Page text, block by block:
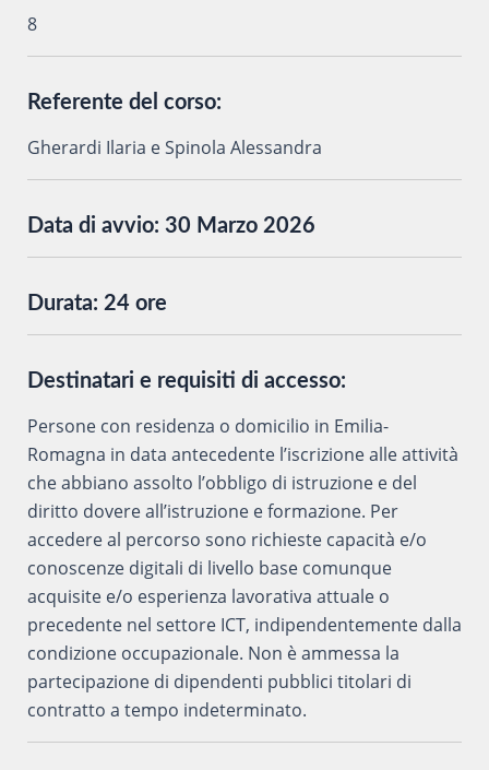
8
Referente del corso:
Gherardi Ilaria e Spinola Alessandra
Data di avvio: 30 Marzo 2026
Durata: 24 ore
Destinatari e requisiti di accesso:
Persone con residenza o domicilio in Emilia-
Romagna in data antecedente l’iscrizione alle attività
che abbiano assolto l’obbligo di istruzione e del
diritto dovere all’istruzione e formazione. Per
accedere al percorso sono richieste capacità e/o
conoscenze digitali di livello base comunque
acquisite e/o esperienza lavorativa attuale o
precedente nel settore ICT, indipendentemente dalla
condizione occupazionale. Non è ammessa la
partecipazione di dipendenti pubblici titolari di
contratto a tempo indeterminato.